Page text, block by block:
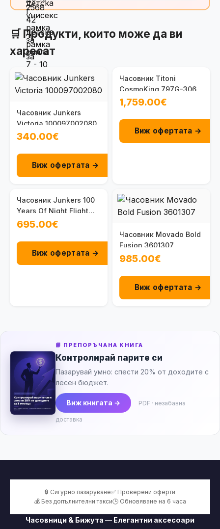
🛒 Продукти, които може да ви
харесат
Часовник Junkers
Victoria 100097002080
340.00€
Виж офертата →
Часовник Titoni
CosmoKing 797G-306
1,759.00€
Виж офертата →
Часовник Junkers 100
Years Of Night Flight
100095803131
695.00€
Виж офертата →
Часовник Movado Bold
Fusion 3601307
985.00€
Виж офертата →
📘 ПРЕПОРЪЧАНА КНИГА
Контролирай парите си
Пазарувай умно: спести 20% от доходите с
лесен бюджет.
Виж книгата → PDF · незабавна
доставка
🔒 Сигурно пазаруване✅ Проверени оферти
💰 Без допълнителни такси🕒 Обновяване на 6 часа
Часовници & Бижута — Елегантни аксесоари